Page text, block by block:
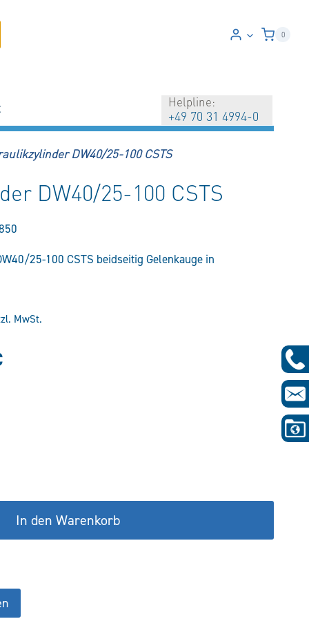
0
Helpline:
+49 70 31 4994-0
DW40/25-100 CSTS
DW40/25-100 CSTS
25-100 CSTS beidseitig Gelenkauge in
MwSt.
Aktueller
In den Warenkorb